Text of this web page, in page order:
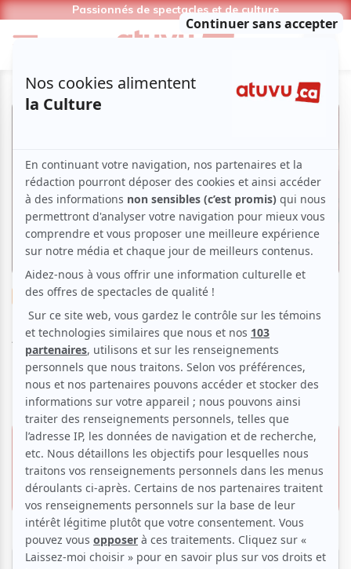
Passionnés de spectacles et de culture
Danse Ballet Classique
Alice aux pays des merveilles
- Grands Ballets Canadiens
3 juin 2027
Place des Arts | Salle Wilfrid-
Pelletier
175, rue Sainte-Catherine O.,
Montréal
Billets à partir
de
99.00 $
Information & Réservation